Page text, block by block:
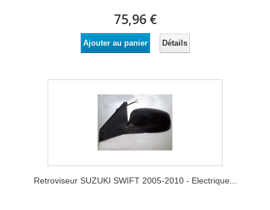
75,96 €
Ajouter au panier Détails
Retroviseur SUZUKI SWIFT 2005-2010 - Electrique...